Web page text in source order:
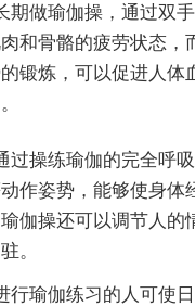
期做瑜伽操，通过双
和骨骼的疲劳状态，
锻炼，可以促进人体
过操练瑜伽的完全呼吸
作姿势，能够使身体
伽操还可以调节人的
。
行瑜伽练习的人可使